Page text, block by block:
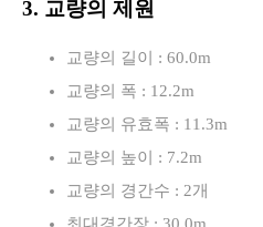
3. 교량의 제원
교량의 길이 : 60.0m
교량의 폭 : 12.2m
교량의 유효폭 : 11.3m
교량의 높이 : 7.2m
교량의 경간수 : 2개